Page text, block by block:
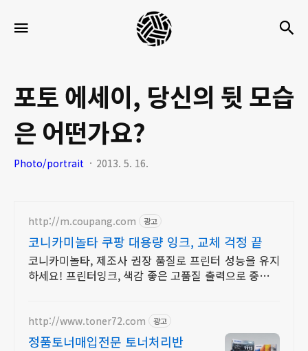
세
팍
크
로
포토 에세이, 당신의 뒷 모습
은 어떤가요?
Photo/portrait 2013. 5. 16.
http://m.coupang.com 광고
코니카미놀타 쿠팡 대용량 잉크, 교체 걱정 끝
코니카미놀타, 제조사 권장 품질로 프린터 성능을 유지
하세요! 프린터잉크, 색감 좋은 고품질 출력으로 중요한
http://www.toner72.com 광고
정품토너매입전문 토너처리반